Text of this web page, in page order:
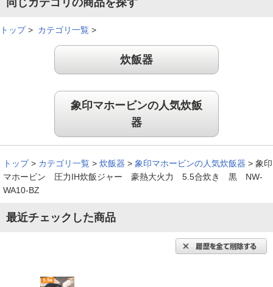
簡単操作で見た目も良い！
簡単操作で、見た目も良いです。炊き上がりも違いがハッキリ
（愛知県
「お客様の声」は実際にご購入されたお客様からのご意見を掲載しておりま
同じカテゴリの商品を探す
トップ> カテゴリ一覧 >
炊飯器
象印マホービンの人気炊飯
器
トップ > カテゴリ一覧 > 炊飯器 > 象印マホービンの人気炊飯器 > 象印
マホービン 圧力IH炊飯ジャー 豪熱大火力 5.5合炊き 黒 NW-
WA10-BZ
最近チェックした商品